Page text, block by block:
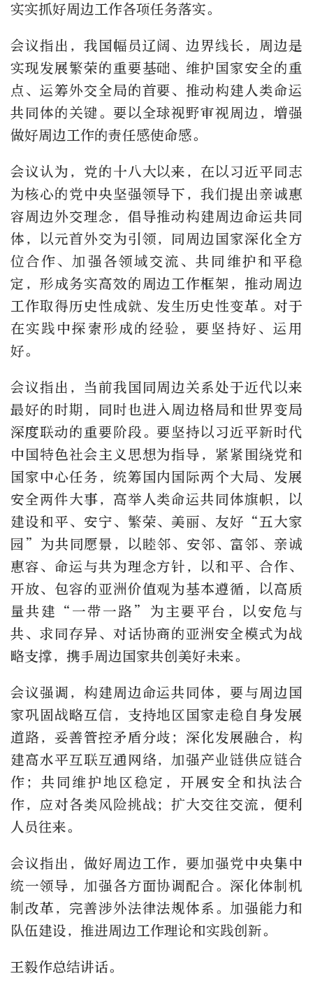
实实抓好周边工作各项任务落实。
会议指出，我国幅员辽阔、边界线长，周边是
实现发展繁荣的重要基础、维护国家安全的重
点、运筹外交全局的首要、推动构建人类命运
共同体的关键。要以全球视野审视周边，增强
做好周边工作的责任感使命感。
会议认为，党的十八大以来，在以习近平同志
为核心的党中央坚强领导下，我们提出亲诚惠
容周边外交理念，倡导推动构建周边命运共同
体，以元首外交为引领，同周边国家深化全方
位合作、加强各领域交流、共同维护和平稳
定，形成务实高效的周边工作框架，推动周边
工作取得历史性成就、发生历史性变革。对于
在实践中探索形成的经验，要坚持好、运用
好。
会议指出，当前我国同周边关系处于近代以来
最好的时期，同时也进入周边格局和世界变局
深度联动的重要阶段。要坚持以习近平新时代
中国特色社会主义思想为指导，紧紧围绕党和
国家中心任务，统筹国内国际两个大局、发展
安全两件大事，高举人类命运共同体旗帜，以
建设和平、安宁、繁荣、美丽、友好“五大家
园”为共同愿景，以睦邻、安邻、富邻、亲诚
惠容、命运与共为理念方针，以和平、合作、
开放、包容的亚洲价值观为基本遵循，以高质
量共建“一带一路”为主要平台，以安危与
共、求同存异、对话协商的亚洲安全模式为战
略支撑，携手周边国家共创美好未来。
会议强调，构建周边命运共同体，要与周边国
家巩固战略互信，支持地区国家走稳自身发展
道路，妥善管控矛盾分歧；深化发展融合，构
建高水平互联互通网络，加强产业链供应链合
作；共同维护地区稳定，开展安全和执法合
作，应对各类风险挑战；扩大交往交流，便利
人员往来。
会议指出，做好周边工作，要加强党中央集中
统一领导，加强各方面协调配合。深化体制机
制改革，完善涉外法律法规体系。加强能力和
队伍建设，推进周边工作理论和实践创新。
王毅作总结讲话。